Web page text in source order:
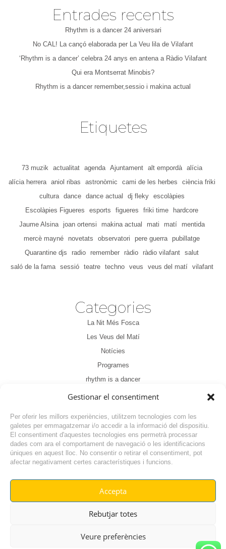
Gestionar el consentiment
Per oferir les millors experiències, utilitzem tecnologies com les
galetes per emmagatzemar i/o accedir a la informació del dispositiu.
El consentiment d'aquestes tecnologies ens permetrà processar
dades com ara el comportament de navegació o les identificacions
úniques en aquest lloc. No consentir o retirar el consentiment, pot
afectar negativament certes característiques i funcions.
Accepta
Rebutjar totes
Veure preferències
Entrades recents
Rhythm is a dancer 24 aniversari
No CAL! La cançó elaborada per La Veu lila de Vilafant
‘Rhythm is a dancer’ celebra 24 anys en antena a Ràdio Vilafant
Qui era Montserrat Minobis?
Rhythm is a dancer remember,sessio i makina actual
Etiquetes
73 muzik actualitat agenda Ajuntament alt empordà
alícia
alícia herrera
aniol ribas astronòmic cami de les herbes
ciència friki
cultura
dance dance actual dj fleky
escolàpies
Escolàpies Figueres
esports figueres friki time
hardcore
Jaume Alsina
joan ortensi makina actual mati matí
mentida
mercè mayné
novetats observatori pere guerra pubillatge
Quarantine djs
radio remember ràdio ràdio vilafant salut
saló de la fama
sessió teatre techno veus veus del matí vilafant
Categories
La Nit Més Fosca
Les Veus del Matí
Notícies
Programes
rhythm is a dancer
Sense categoria
© RADIO VILAFANT 2024
|AVÍS LEGAL|POLÍTICA DE PRIVACITAT